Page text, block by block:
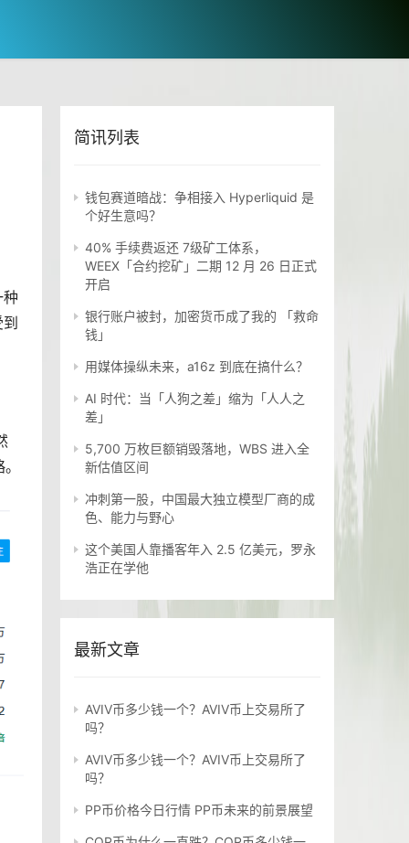
简讯列表
钱包赛道暗战：争相接入 Hyperliquid 是
个好生意吗？
40% 手续费返还 7级矿工体系，
WEEX「合约挖矿」二期 12 月 26 日正式
开启
银行账户被封，加密货币成了我的 「救命
钱」
用媒体操纵未来，a16z 到底在搞什么？
AI 时代：当「人狗之差」缩为「人人之
差」
5,700 万枚巨额销毁落地，WBS 进入全
新估值区间
冲刺第一股，中国最大独立模型厂商的成
色、能力与野心
这个美国人靠播客年入 2.5 亿美元，罗永
浩正在学他
最新文章
AVIV币多少钱一个？AVIV币上交易所了
吗？
AVIV币多少钱一个？AVIV币上交易所了
吗？
PP币价格今日行情 PP币未来的前景展望